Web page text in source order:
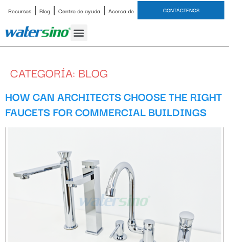
Recursos Blog Centro de ayuda Acerca de CONTÁCTENOS
CATEGORÍA: BLOG
HOW CAN ARCHITECTS CHOOSE THE RIGHT
FAUCETS FOR COMMERCIAL BUILDINGS